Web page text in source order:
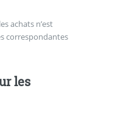
achats n’est
correspondantes
les